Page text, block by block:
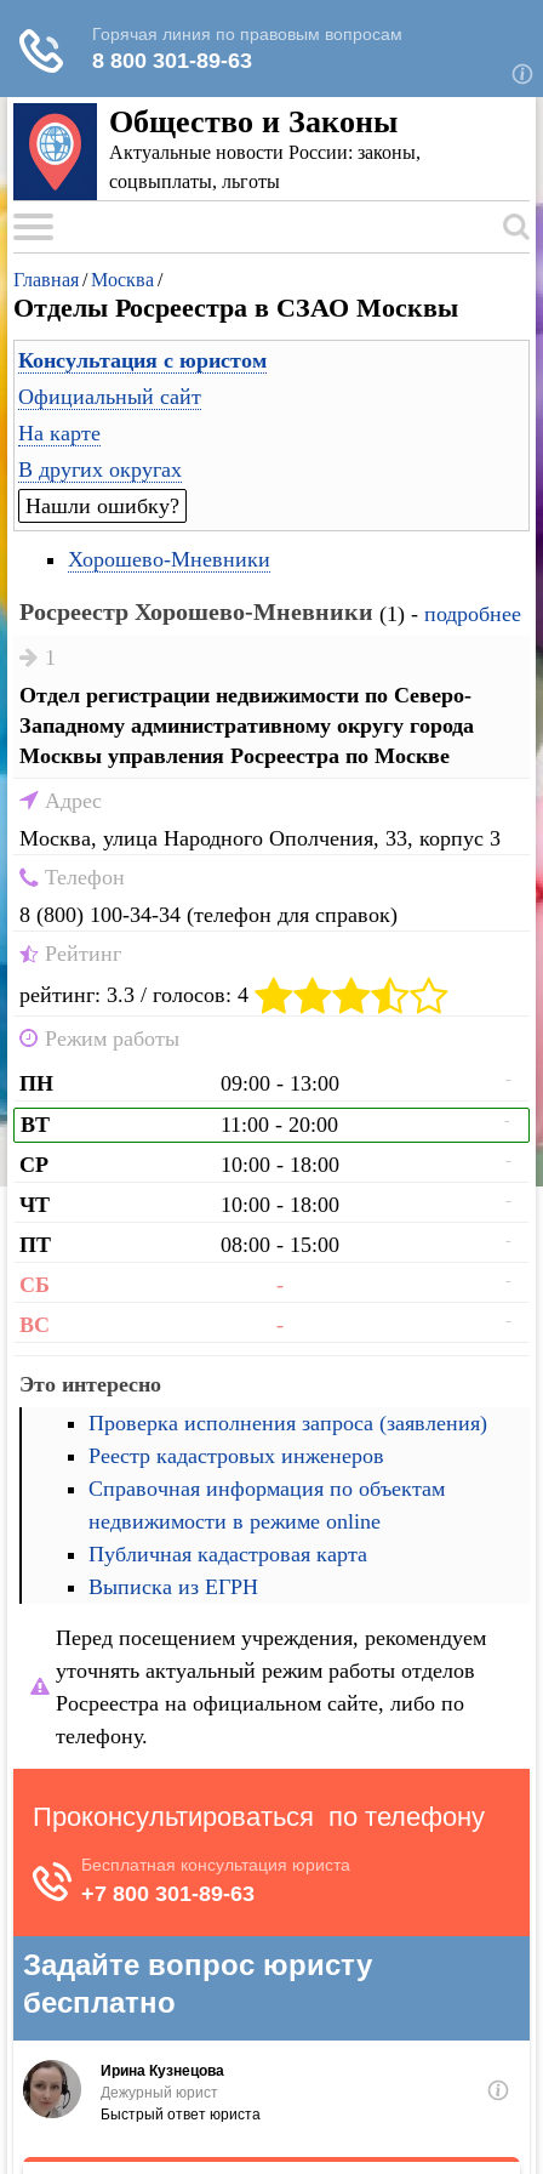
Общество и Законы
Актуальные новости России: законы,
соцвыплаты, льготы
Главная/Москва /
Отделы Росреестра в СЗАО Москвы
Консультация с юристом
Официальный сайт
На карте
В других округах
Нашли ошибку?
Хорошево-Мневники
Росреестр Хорошево-Мневники (1) -подробнее
1
Отдел регистрации недвижимости по Северо-
Западному административному округу города
Москвы управления Росреестра по Москве
Адрес
Москва, улица Народного Ополчения, 33, корпус 3
Телефон
8 (800) 100-34-34 (телефон для справок)
Рейтинг
рейтинг: 3.3 / голосов: 4
Режим работы
ПН
09:00 - 13:00 -
ВТ 11:00 - 20:00 -
СР 10:00 - 18:00 -
ЧТ 10:00 - 18:00 -
ПТ 08:00 - 15:00 -
СБ - -
ВС - -
Это интересно
Проверка исполнения запроса (заявления)
Реестр кадастровых инженеров
Справочная информация по объектам
недвижимости в режиме online
Публичная кадастровая карта
Выписка из ЕГРН
Перед посещением учреждения, рекомендуем
уточнять актуальный режим работы отделов
Росреестра на официальном сайте, либо по
телефону.
Для любых предложений по сайту: rk-
reestr@cp9.ru